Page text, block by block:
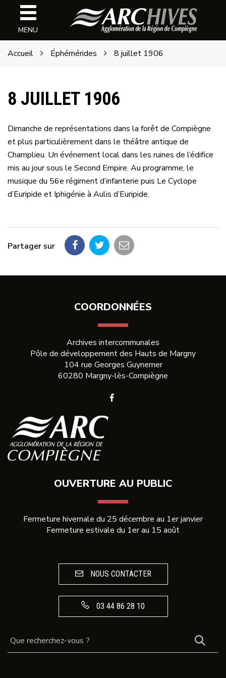
Gestion des traceurs
MENU
Archives
l'ARC
Accueil Éphémérides 8 juillet 1906
8 JUILLET 1906
Dimanche de représentations dans la forêt de Compiègne
et plus particulièrement dans le théâtre antique de
Champlieu. Un événement local dans les ruines de l’édifice
mis au jour sous le Second Empire. Au programme, le
musique du 56e régiment d’infanterie puis Le Cyclope
d’Euripide et Iphigénie à Aulis d’Euripide.
Partager sur
Partager
Facebook
Partager
Twitter
Partager
email
COORDONNÉES
Archives intercommunales
Pôle de développement des Hauts de Margny
104 rue Georges Guynemer
60280 Margny-lès-Compiègne
OUVERTURE AU PUBLIC
Fermeture hivernale du 25 décembre au 1er janvier
Fermeture estivale du 1er au 15 août
NOUS CONTACTER
03 44 86 28 10